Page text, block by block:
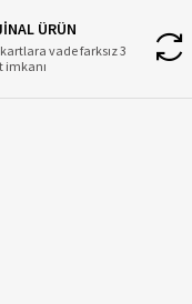
ÜRÜN
vade farksız 3
imkanı